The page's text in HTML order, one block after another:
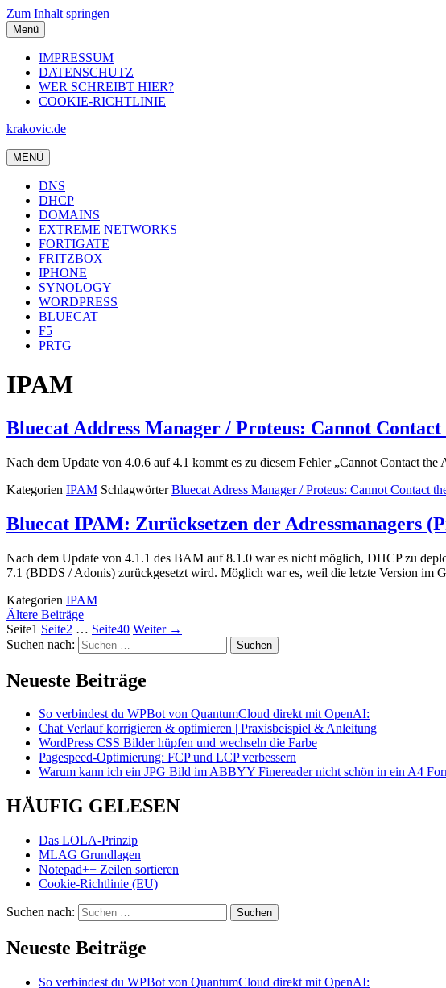
Zum Inhalt springen
Menü
IMPRESSUM
DATENSCHUTZ
WER SCHREIBT HIER?
COOKIE-RICHTLINIE
krakovic.de
MENÜ
DNS
DHCP
DOMAINS
EXTREME NETWORKS
FORTIGATE
FRITZBOX
IPHONE
SYNOLOGY
WORDPRESS
BLUECAT
F5
PRTG
IPAM
Bluecat Address Manager / Proteus: Cannot
Nach dem Update von 4.0.6 auf 4.1 kommt es zu diesem Fehler „Cannot Contact
Kategorien IPAM SchlagwörterBluecat Adress Manager / Proteus: Cannot Contact
Bluecat IPAM: Zurücksetzen der Adressmanagers
Nach dem Update von 4.1.1 des BAM auf 8.1.0 war es nicht möglich, DHCP zu
7.1 (BDDS / Adonis) zurückgesetzt wird. Möglich war es, weil die letzte Version
Kategorien IPAM
Ältere Beiträge
Seite1 Seite2 … Seite40 Weiter →
Suchen nach:
Neueste Beiträge
So verbindest du WPBot von QuantumCloud direkt mit OpenAI:
Chat Verlauf korrigieren & optimieren | Praxisbeispiel & Anleitung
WordPress CSS Bilder hüpfen und wechseln die Farbe
Pagespeed-Optimierung: FCP und LCP verbessern
Warum kann ich ein JPG Bild im ABBYY Finereader nicht schön in ein A4
HÄUFIG GELESEN
Das LOLA-Prinzip
MLAG Grundlagen
Notepad++ Zeilen sortieren
Cookie-Richtlinie (EU)
Suchen nach:
Neueste Beiträge
So verbindest du WPBot von QuantumCloud direkt mit OpenAI: